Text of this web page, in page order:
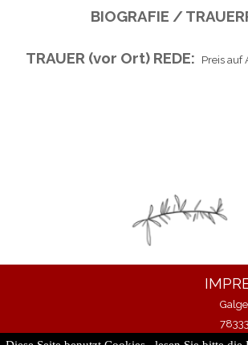
BIOGRAFIE /
TRAUER (vor Ort) REDE:
Preis auf